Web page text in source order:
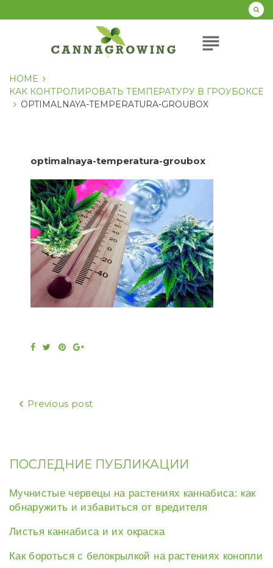
к
subject
HOME
КАК КОНТРОЛИРОВАТЬ ТЕМПЕРАТУРУ В ГРОУБОКСЕ
OPTIMALNAYA-TEMPERATURA-GROUBOX
optimalnaya-temperatura-groubox
Facebook
TwitterPinterestGoogle+
Навигация
Previous post
ПОСЛЕДНИЕ ПУБЛИКАЦИИ
Мучнистые червецы на растениях каннабиса: как
обнаружить и избавиться от вредителя
Листья каннабиса и их окраска
Как бороться с белокрылкой на растениях конопли